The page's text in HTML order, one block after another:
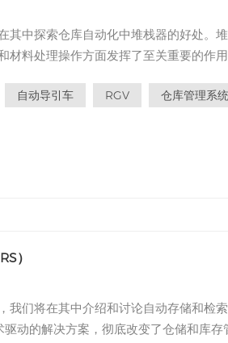
其中探索仓库自动化中堆栈器的好处。
料处理操作方面发挥了至关重要的作用
直存储：堆栈器的主要优点之一是它们有
自动导引车 RGV
仓库管理系统
）
我们将在其中介绍和讨论自动存储和检
动的解决方案，彻底改变了仓储和库存